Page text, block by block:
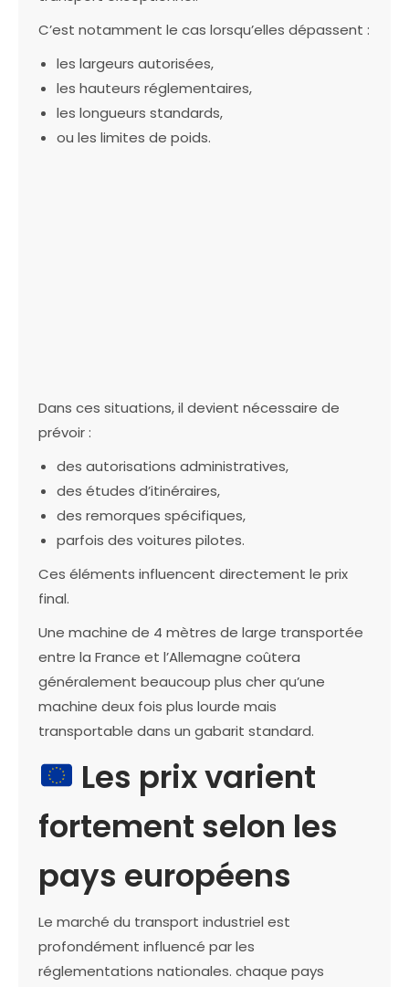
C’est notamment le cas lorsqu’elles dépassent :
les largeurs autorisées,
les hauteurs réglementaires,
les longueurs standards,
ou les limites de poids.
Dans ces situations, il devient nécessaire de
prévoir :
des autorisations administratives,
des études d’itinéraires,
des remorques spécifiques,
parfois des voitures pilotes.
Ces éléments influencent directement le prix
final.
Une machine de 4 mètres de large transportée
entre la France et l’Allemagne coûtera
généralement beaucoup plus cher qu’une
machine deux fois plus lourde mais
transportable dans un gabarit standard.
Les prix varient
fortement selon les
pays européens
Le marché du transport industriel est
profondément influencé par les
réglementations nationales. chaque pays